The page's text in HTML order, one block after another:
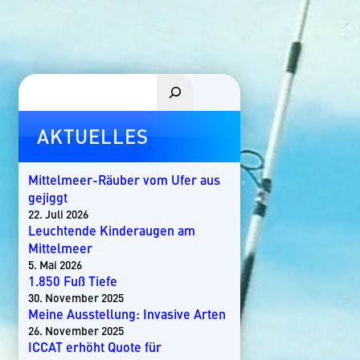
Suchen
AKTUELLES
Mittelmeer-Räuber vom Ufer aus
gejiggt
22. Juli 2026
Leuchtende Kinderaugen am
Mittelmeer
5. Mai 2026
1.850 Fuß Tiefe
30. November 2025
Meine Ausstellung: Invasive Arten
26. November 2025
ICCAT erhöht Quote für